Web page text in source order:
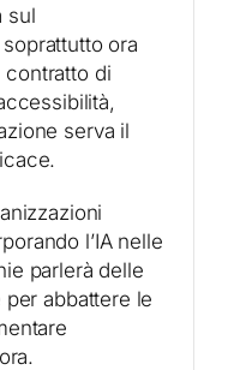
sul
ora
contratto di
serva il
l’IA nelle
parlerà delle
per abbattere le